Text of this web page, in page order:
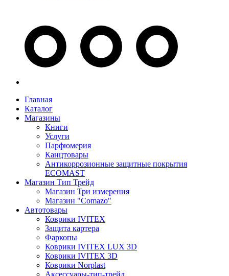
Главная
Каталог
Магазины
Книги
Услуги
Парфюмерия
Канцтовары
Антикоррозионные защитные покрытия
ECOMAST
Магазин Тип Трейд
Магазин Три измерения
Магазин "Comazo"
Автотовары
Коврики IVITEX
Защита картера
Фаркопы
Коврики IVITEX LUX 3D
Коврики IVITEX 3D
Коврики Norplast
Аксессуары-тип-трейд